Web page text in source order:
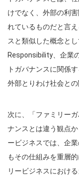
けでなく、外部の利
れているものだと言
スと類似した概念と
Responsibility、企業
トガバナンスに関係
外部とりわけ社会と
次に、「ファミリー
ナンスとは違う観点
ービジネスでは、企
もその仕組みを重層
リービジネスにおけ